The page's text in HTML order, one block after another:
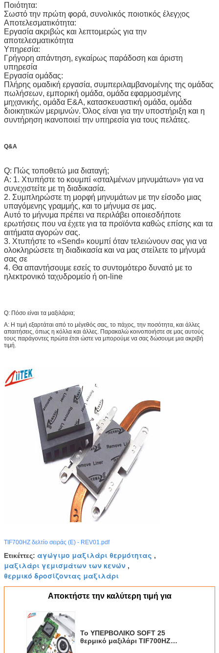
Ποιότητα:
Σωστό την πρώτη φορά, συνολικός ποιοτικός έλεγχος
Αποτελεσματικότητα:
Εργασία ακριβώς και λεπτομερώς για την
αποτελεσματικότητα
Υπηρεσία:
Γρήγορη απάντηση, εγκαίρως παράδοση και άριστη
υπηρεσία
Εργασία ομάδας:
Πλήρης ομαδική εργασία, συμπεριλαμβανομένης της ομάδας
πωλήσεων, εμπορική ομάδα, ομάδα εφαρμοσμένης
μηχανικής, ομάδα Ε&Α, κατασκευαστική ομάδα, ομάδα
διοικητικών μεριμνών. Όλος είναι για την υποστήριξη και η
συντήρηση ικανοποιεί την υπηρεσία για τους πελάτες.
Q&A
Q: Πώς τοποθετώ μια διαταγή;
Α: 1. Χτυπήστε το κουμπί «σταλμένων μηνυμάτων» για να
συνεχιστείτε με τη διαδικασία.
2. Συμπληρώστε τη μορφή μηνυμάτων με την είσοδο μιας
υπαγόμενης γραμμής, και το μήνυμα σε μας.
Αυτό το μήνυμα πρέπει να περιλάβει οποιεσδήποτε
ερωτήσεις που να έχετε για τα προϊόντα καθώς επίσης και τα
αιτήματα αγορών σας.
3. Χτυπήστε το «Send» κουμπί όταν τελειώνουν σας για να
ολοκληρώσετε τη διαδικασία και να μας στείλετε το μήνυμά
σας σε
4. Θα απαντήσουμε εσείς το συντομότερο δυνατό με το
ηλεκτρονικό ταχυδρομείο ή on-line
Q: Πόσο είναι τα μαξιλάρια;
Α: Η τιμή εξαρτάται από το μέγεθός σας, το πάχος, την ποσότητα, και άλλες
απαιτήσεις, όπως η κόλλα και άλλες. Παρακαλώ κοινοποιήστε σε μας αυτούς
τους παράγοντες πρώτα έτσι ώστε να μπορούμε να σας δώσουμε μια ακριβή
τιμή.
TIF700HZ δελτίο σειράς (Ε) - REV01.pdf
Ετικέττες: αγώγιμο μαξιλάρι θερμότητας ,
μαξιλάρι γεμισμάτων των κενών ,
θερμικό δροσίζοντας μαξιλάρι
Αποκτήστε την καλύτερη τιμή για
Το ΥΠΕΡΒΟΛΙΚΟ SOFT 25
θερμικό μαξιλάρι TIF700HZ